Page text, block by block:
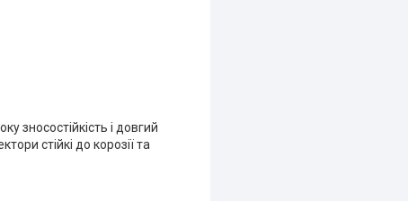
зносостійкість і довгий
стійкі до корозії та